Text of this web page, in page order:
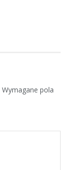
Wymagane pola